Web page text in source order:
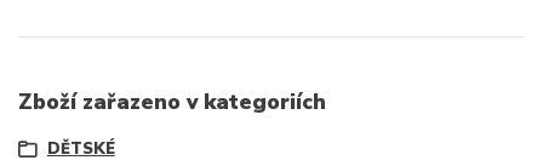
Zboží zařazeno v kategoriích
DĚTSKÉ